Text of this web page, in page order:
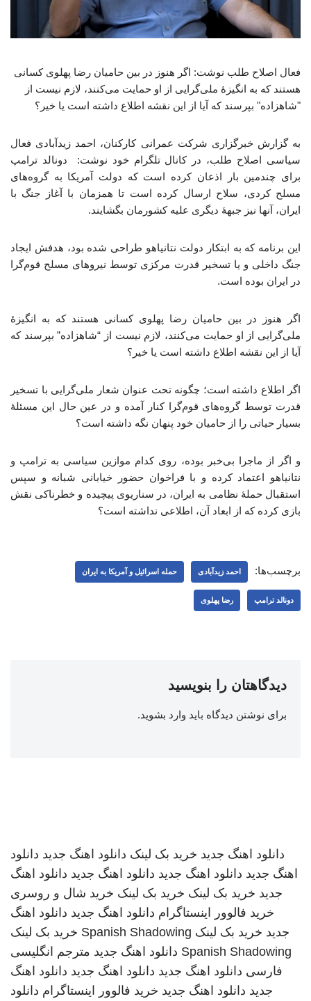
فعال اصلاح طلب نوشت: اگر هنوز در بین حامیان رضا پهلوی کسانی
هستند که به انگیزهٔ ملی‌گرایی از او حمایت می‌کنند، لازم نیست از
"شاهزاده" بپرسند که آیا از این نقشه اطلاع داشته است یا خیر؟
به گزارش خبرگزاری شرکت عمرانی کارکنان، احمد زیدآبادی فعال
سیاسی اصلاح طلب، در کانال تلگرام خود نوشت: دونالد ترامپ
برای چندمین بار اذعان کرده است که دولت آمریکا به گروه‌های
مسلح کردی، سلاح ارسال کرده است تا همزمان با آغاز جنگ با
ایران، آنها نیز جبههٔ دیگری علیه کشورمان بگشایند.
این برنامه که به ابتکار دولت نتانیاهو طراحی شده بود، هدفش ایجاد
جنگ داخلی و یا تسخیر قدرت مرکزی توسط نیروهای مسلح قوم‌گرا
در ایران بوده است.
اگر هنوز در بین حامیان رضا پهلوی کسانی هستند که به انگیزهٔ
ملی‌گرایی از او حمایت می‌کنند، لازم نیست از “شاهزاده” بپرسند که
آیا از این نقشه اطلاع داشته است یا خیر؟
اگر اطلاع داشته است‌؛ چگونه تحت عنوان شعار ملی‌گرایی با تسخیر
قدرت توسط گروه‌های قوم‌گرا کنار آمده و در عین حال این مسئلهٔ
بسیار حیاتی را از حامیان خود پنهان نگه داشته است؟
و اگر از ماجرا بی‌خبر بوده، روی کدام موازین سیاسی به ترامپ و
نتانیاهو اعتماد کرده و با فراخوان حضور خیابانی شبانه و سپس
استقبال حملهٔ نظامی به ایران، در سناریوی پیچیده و خطرناکی نقش
بازی کرده که از ابعاد آن، اطلاعی نداشته است؟
برچسب‌ها: احمد زیدآبادی حمله اسرائیل و آمریکا به ایران
دونالد ترامپ رضا پهلوی
دیدگاهتان را بنویسید
برای نوشتن دیدگاه باید وارد بشوید.
دانلود اهنگ جدید خرید بک لینک دانلود اهنگ جدید دانلود
اهنگ جدید دانلود اهنگ جدید دانلود اهنگ جدید دانلود اهنگ
جدید خرید بک لینک خرید بک لینک خرید شال و روسری
خرید فالوور اینستاگرام دانلود اهنگ جدید دانلود اهنگ
جدید خرید بک لینک Spanish Shadowing خرید بک لینک
Spanish Shadowing دانلود اهنگ جدید مترجم انگلیسی
فارسی دانلود اهنگ جدید دانلود اهنگ جدید دانلود اهنگ
جدید دانلود اهنگ جدید خرید فالوور اینستاگرام دانلود